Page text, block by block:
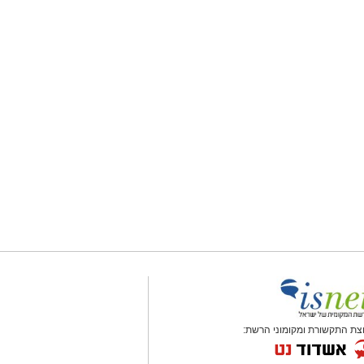
התקשורת ומקומוני הרשת: